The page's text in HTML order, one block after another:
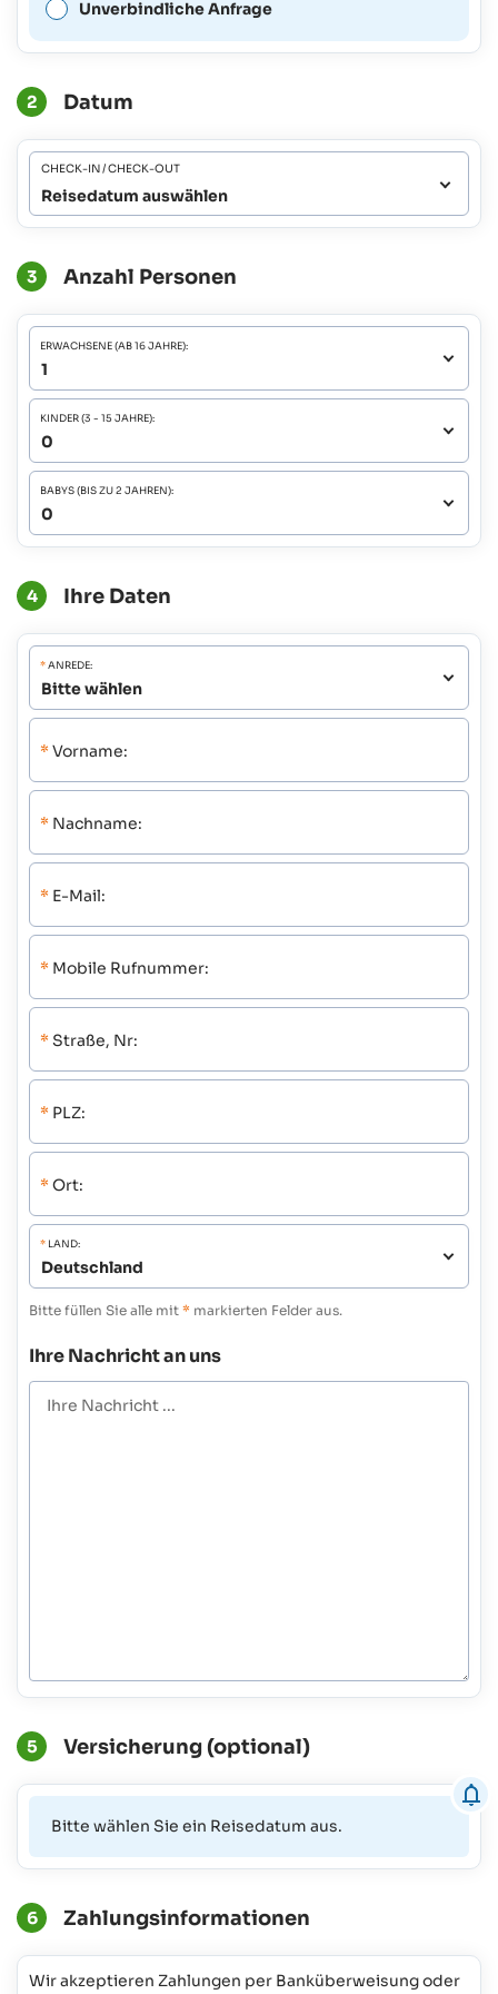
Unverbindliche Anfrage
2 Datum
CHECK-IN / CHECK-OUT
Reisedatum auswählen
3 Anzahl Personen
ERWACHSENE (AB 16 JAHRE):
KINDER (3 - 15 JAHRE):
BABYS (BIS ZU 2 JAHREN):
4 Ihre Daten
*ANREDE:
* Vorname:
* Nachname:
* E-Mail:
* Mobile Rufnummer:
* Straße, Nr:
* PLZ:
* Ort:
* LAND:
Bitte füllen Sie alle mit * markierten Felder aus.
Ihre Nachricht an uns
5 Versicherung (optional)
Bitte wählen Sie ein Reisedatum aus.
6 Zahlungsinformationen
Wir akzeptieren Zahlungen per Banküberweisung oder